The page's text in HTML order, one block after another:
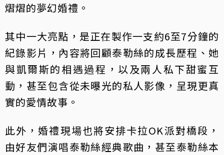
熠熠的夢幻婚禮。
其中一大亮點，是正在製作一支約6至7分鐘的
紀錄影片，內容將回顧泰勒絲的成長歷程、她
與凱爾斯的相遇過程，以及兩人私下甜蜜互
動，甚至包含從未曝光的私人影像，呈現更真
實的愛情故事。
此外，婚禮現場也將安排卡拉OK派對橋段，
由好友們演唱泰勒絲經典歌曲，甚至泰勒絲本